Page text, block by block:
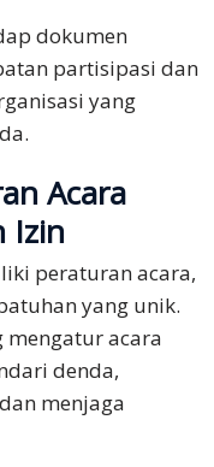
dokumen
partisipasi dan
yang
Acara
Izin
peraturan acara,
yang unik.
acara
denda,
menjaga